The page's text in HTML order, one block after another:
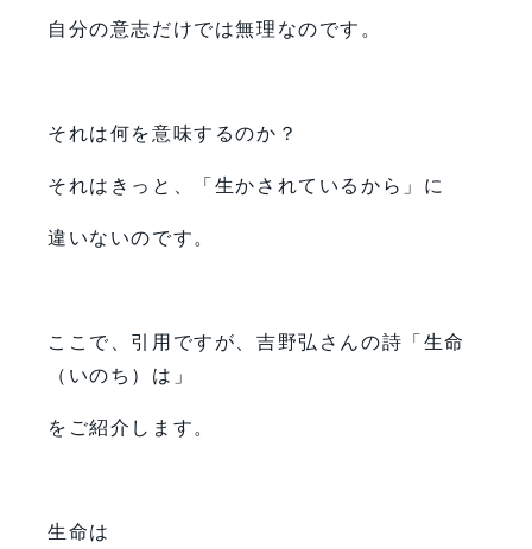
自分の意志だけでは無理なのです。
それは何を意味するのか？
それはきっと、「生かされているから」に
違いないのです。
ここで、引用ですが、吉野弘さんの詩「生命
（いのち）は」
をご紹介します。
生命は